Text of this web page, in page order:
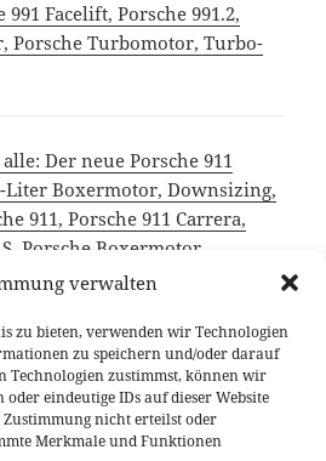
verwalten
zu bieten, verwenden wir Technologien
zu speichern und/oder darauf
Technologien zustimmst, können wir
eindeutige IDs auf dieser Website
nicht erteilst oder
Merkmale und Funktionen
991 Facelift, Porsche 991.2,
Porsche Turbomotor, Turbo-
Der neue Porsche 911
Liter Boxermotor, Downsizing,
911, Porsche 911 Carrera,
Porsche Boxermotor,
Boxermotor > Autophorie.de
geschlossen.